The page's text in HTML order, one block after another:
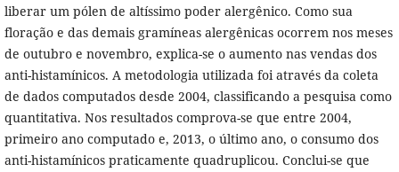
liberar um pólen de altíssimo poder alergênico. Como sua
floração e das demais gramíneas alergênicas ocorrem nos meses
de outubro e novembro, explica-se o aumento nas vendas dos
anti-histamínicos. A metodologia utilizada foi através da coleta
de dados computados desde 2004, classificando a pesquisa como
quantitativa. Nos resultados comprova-se que entre 2004,
primeiro ano computado e, 2013, o último ano, o consumo dos
anti-histamínicos praticamente quadruplicou. Conclui-se que